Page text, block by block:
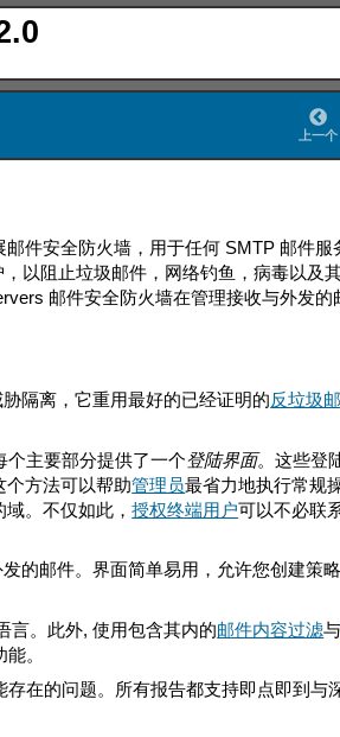
上一个
件安全防火墙，用于任何 SMTP 邮件服
以阻止垃圾邮件，网络钓鱼，病毒以及
邮件安全防火墙在管理接收与外发的
隔离，它重用最好的已经证明的反垃圾
个主要部分提供了一个登陆界面。这些登
个方法可以帮助管理员最省力地执行常规
域。不仅如此，授权终端用户可以不必联
的邮件。界面简单易用，允许您创建策
言。此外, 使用包含其内的邮件内容过滤与
。
存在的问题。所有报告都支持即点即到与